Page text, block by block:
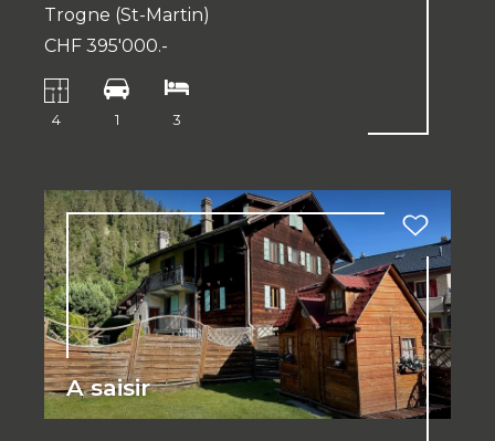
Trogne (St-Martin)
CHF 395'000.-
4 1 3
A saisir